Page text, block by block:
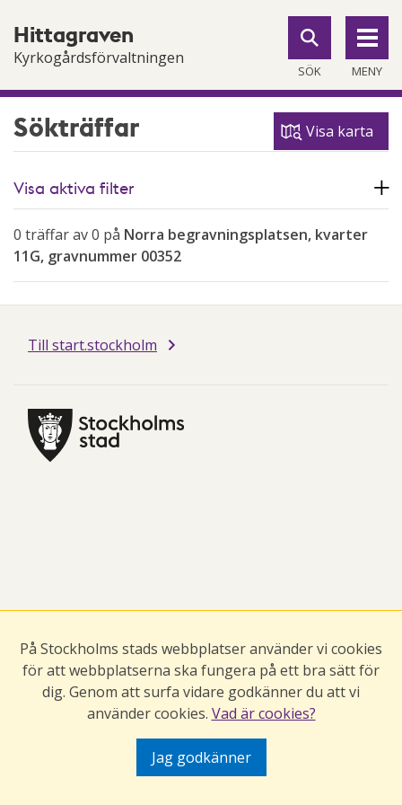
navigationen
innehållet
Hittagraven
Kyrkogårdsförvaltningen
SÖK MENY
Sökträffar Visa karta
Visa aktiva filter
0 träffar av 0 på Norra begravningsplatsen, kvarter
11G, gravnummer 00352
Till start.stockholm
På Stockholms stads webbplatser använder vi cookies
för att webbplatserna ska fungera på ett bra sätt för
dig. Genom att surfa vidare godkänner du att vi
använder cookies. Vad är cookies?
Jag godkänner